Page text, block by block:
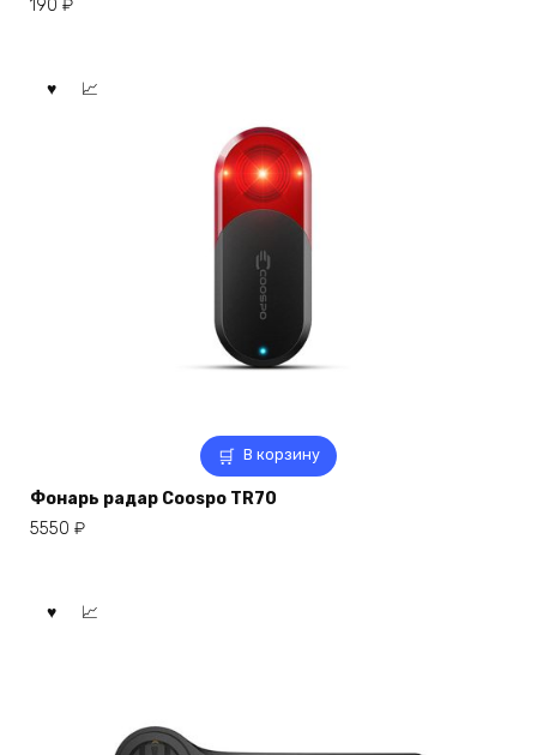
190 ₽
В корзину
Фонарь радар Coospo TR70
5550 ₽